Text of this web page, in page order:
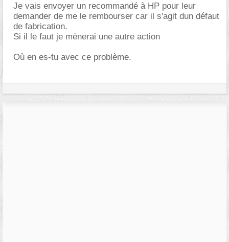
Je vais envoyer un recommandé à HP pour leur
demander de me le rembourser car il s'agit dun défaut
de fabrication.
Si il le faut je mènerai une autre action
Où en es-tu avec ce problème.